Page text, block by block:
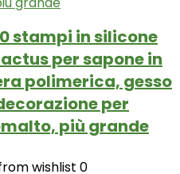
stampi in silicone
per sapone in
polimerica, gesso
per
più grande
wishlist 0